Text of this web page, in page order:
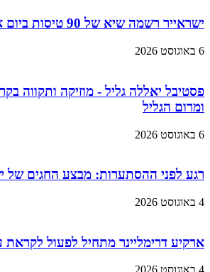
ישראייר רשמה שיא של 90 טיסות ביום אחד
6 באוגוסט 2026
פסטיבל יאללה גליל - מוזיקה ותקווה
ומרום הגליל
6 באוגוסט 2026
רגע לפני ההסתערות: מבצע החגים של
4 באוגוסט 2026
ארקיע דרימליינר מתחיל לפעול לקראת